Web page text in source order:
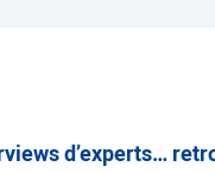
d’experts…